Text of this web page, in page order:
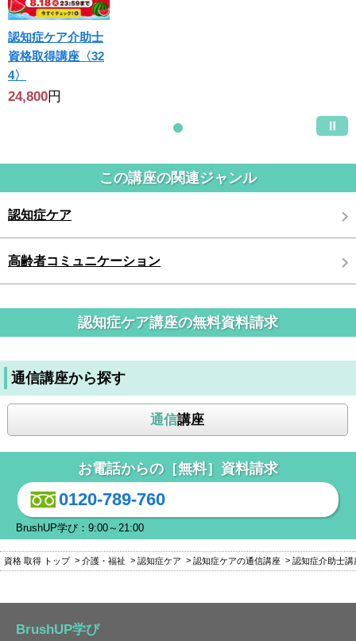
認知症ケア介助士
資格取得講座〈32
4〉
24,800円
この講座の関連ジャンル
認知症ケア
高齢者コミュニケーション
認知症ケア講座の無料資料請求
通信講座から探す
通信講座
お電話からの［無料］資料請求
0120-789-760
BrushUP学び：9:00～21:00
資格 取得 トップ 介護・福祉 認知症ケア 認知症ケアの通信講座 認知症介助士講
BrushUP学び